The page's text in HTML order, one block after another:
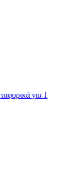
για 1